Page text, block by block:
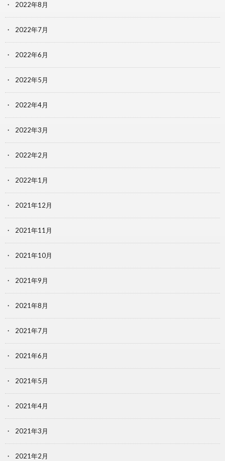
2022年8月
2022年7月
2022年6月
2022年5月
2022年4月
2022年3月
2022年2月
2022年1月
2021年12月
2021年11月
2021年10月
2021年9月
2021年8月
2021年7月
2021年6月
2021年5月
2021年4月
2021年3月
2021年2月